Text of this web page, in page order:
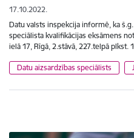
17.10.2022.
Datu valsts inspekcija informē, ka
speciālista kvalifikācijas eksāmens
ielā 17, Rīgā, 2.stāvā, 227.telpā plkst.
Datu aizsardzības speciālists